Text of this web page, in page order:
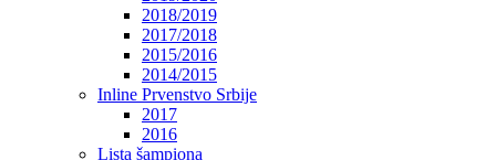
2018/2019
2017/2018
2015/2016
2014/2015
Inline Prvenstvo Srbije
2017
2016
Lista šampiona